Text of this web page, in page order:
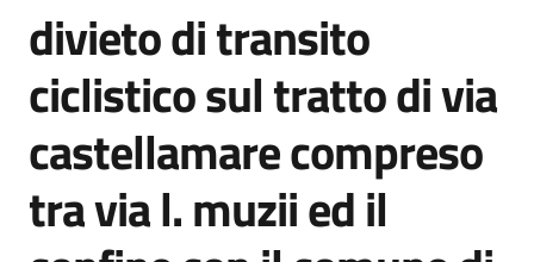
divieto di transito
ciclistico sul tratto di via
castellamare compreso
tra via l. muzii ed il